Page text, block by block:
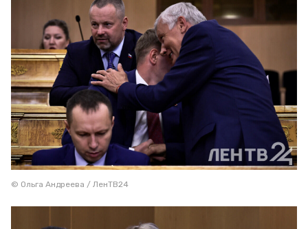
© Ольга Андреева / ЛенТВ24